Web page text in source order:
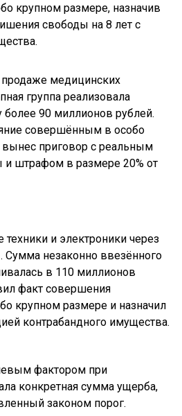
крупном размере, назначив
свободы на 8 лет с
медицинских
группа реализовала
более 90 миллионов рублей.
совершённым в особо
приговор с реальным
штрафом в размере 20% от
техники и электроники через
незаконно ввезённого
в 110 миллионов
факт совершения
крупном размере и назначил
контрабандного имущества.
фактором при
конкретная сумма ущерба,
законом порог.